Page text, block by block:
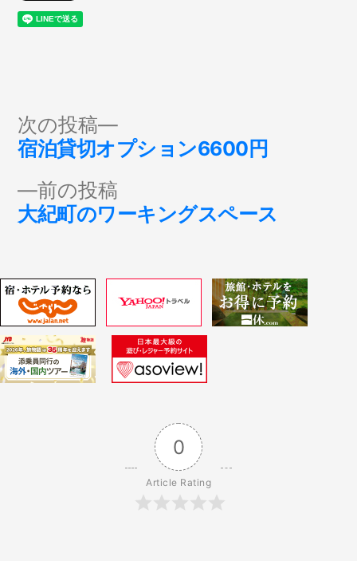
投
ナ
ゲ
ー
シ
前の投稿
の
大紀町のワーキングスペース
次の投稿
次
の
宿泊貸切オプション6600円
0
Article Rating